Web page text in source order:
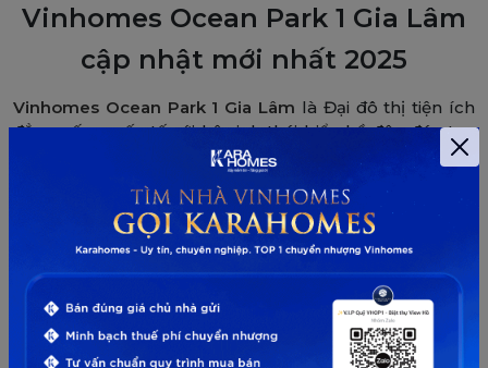
Vinhomes Ocean Park 1 Gia Lâm
cập nhật mới nhất 2025
Vinhomes Ocean Park 1 Gia Lâm là Đại đô thị tiện ích
đẳng cấp quốc tế với hệ sinh thái biển hồ độc đáo tọa
lạc tại ngay cửa ngõ phía Đông Thủ đô Hà Nội. Với
nhiều ưu thế vượt trội về vị trí, tiện ích, thiết kế
Vinhomes Ocean Park luôn là điểm nóng thu hút giới
đầu tư và các cư dân hiện đại có nhu cầu ở thực.
bán biệt thự song lập Sao Biển Vinhomes Ocean
Parkhay các biệt thự tại các phân khu khác là vấn đề
được rất nhiều người quan tâm tìm hiểu. Vì vậy, để giải
đáp cho câu hỏi giá bán biệt thự Vinhomes Ocean
Park là bao nhiêu, Karahomes sẽ chia sẻ những thông